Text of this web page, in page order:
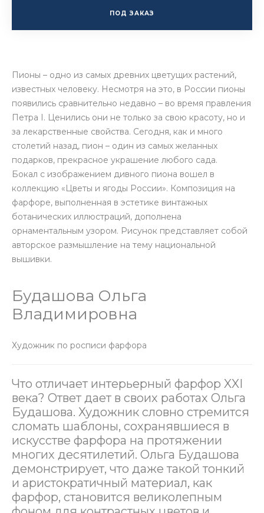
ПОД ЗАКАЗ
Пионы – одно из самых древних цветущих растений,
известных человеку. Несмотря на это, в России пионы
появились сравнительно недавно – во время правления
Петра I. Ценились они не только за свою красоту, но и
за лекарственные свойства. Сегодня, как и много
столетий назад, пион – один из самых желанных
подарков, прекрасное украшение любого сада.
Бокал с изображением дивного пиона вошел в
коллекцию «Цветы и ягоды России». Композиция на
фарфоре, выполненная в эстетике винтажных
ботанических иллюстраций, дополнена
орнаментальным узором. Рисунок представляет собой
авторское размышление на тему национальной
вышивки.
Будашова Ольга
Владимировна
Художник по росписи фарфора
Что отличает интерьерный фарфор XXI
века? Ответ дает в своих работах Ольга
Будашова. Художник словно стремится
сломать шаблоны, сохранявшиеся в
искусстве фарфора на протяжении
многих десятилетий. Ольга Будашова
демонстрирует, что даже такой тонкий
и аристократичный материал, как
фарфор, становится великолепным